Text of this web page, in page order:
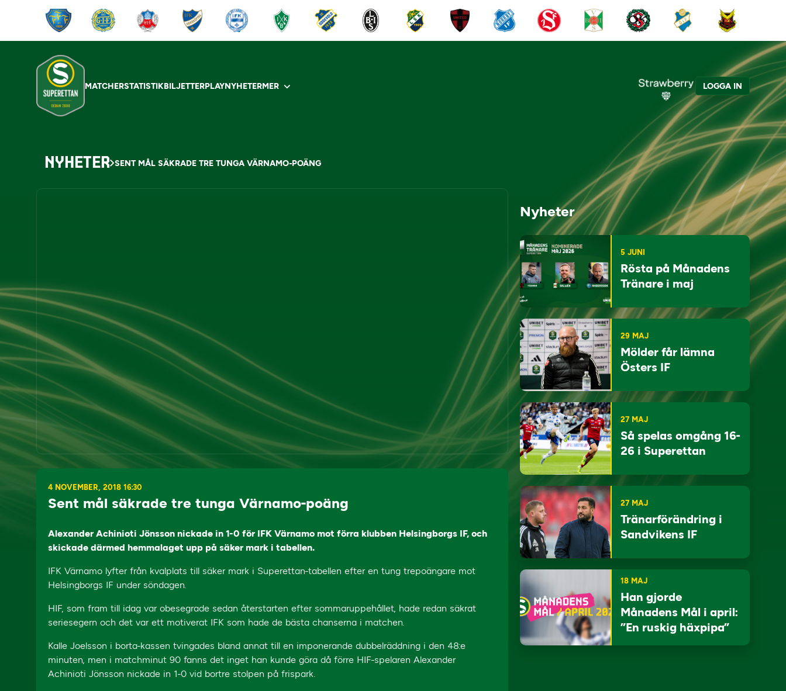
MATCHERSTATISTIKBILJETTERPLAYNYHETERMER LOGGA IN
NYHETER SENT MÅL SÄKRADE TRE TUNGA VÄRNAMO-POÄNG
4 NOVEMBER, 2018 16:30
Sent mål säkrade tre tunga Värnamo-poäng
Alexander Achinioti Jönsson nickade in 1-0 för IFK Värnamo mot förra klubben Helsingborgs IF, och
skickade därmed hemmalaget upp på säker mark i tabellen.
IFK Värnamo lyfter från kvalplats till säker mark i Superettan-tabellen efter en tung trepoängare mot
Helsingborgs IF under söndagen.
HIF, som fram till idag var obesegrade sedan återstarten efter sommaruppehållet, hade redan säkrat
seriesegern och det var ett motiverat IFK som hade de bästa chanserna i matchen.
Kalle Joelsson i borta-kassen tvingades bland annat till en imponerande dubbelräddning i den 48:e
minuten, men i matchminut 90 fanns det inget han kunde göra då förre HIF-spelaren Alexander
Achinioti Jönsson nickade in 1-0 vid bortre stolpen på frispark.
Nyheter
5 JUNI
Rösta på Månadens
Tränare i maj
29 MAJ
Mölder får lämna
Östers IF
27 MAJ
Så spelas omgång 16-
26 i Superettan
27 MAJ
Tränarförändring i
Sandvikens IF
18 MAJ
Han gjorde
Månadens Mål i april:
”En ruskig häxpipa”